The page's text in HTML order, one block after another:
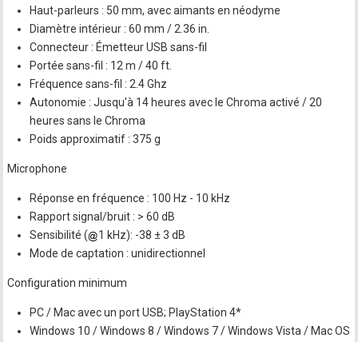
Haut-parleurs : 50 mm, avec aimants en néodyme
Diamètre intérieur : 60 mm / 2.36 in.
Connecteur : Émetteur USB sans-fil
Portée sans-fil : 12 m / 40 ft.
Fréquence sans-fil : 2.4 Ghz
Autonomie : Jusqu'à 14 heures avec le Chroma activé / 20
heures sans le Chroma
Poids approximatif : 375 g
Microphone
Réponse en fréquence : 100 Hz - 10 kHz
Rapport signal/bruit : > 60 dB
Sensibilité (
1 kHz): -38 ± 3 dB
Mode de captation : unidirectionnel
Configuration minimum
PC / Mac avec un port USB; PlayStation 4*
Windows 10 / Windows 8 / Windows 7 / Windows Vista / Mac OS